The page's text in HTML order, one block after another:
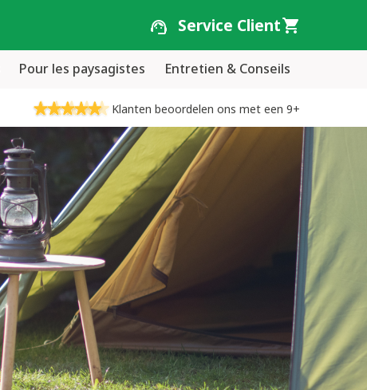
Service Client
Pour les paysagistes Entretien & Conseils
Klanten beoordelen ons met een 9+